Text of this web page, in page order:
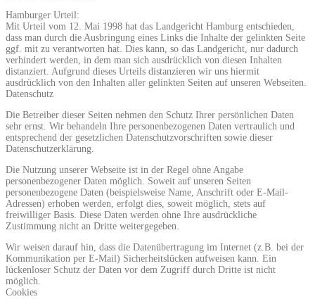
Hamburger Urteil:
Mit Urteil vom 12. Mai 1998 hat das Landgericht Hamburg entschieden,
dass man durch die Ausbringung eines Links die Inhalte der gelinkten Seite
ggf. mit zu verantworten hat. Dies kann, so das Landgericht, nur dadurch
verhindert werden, in dem man sich ausdrücklich von diesen Inhalten
distanziert. Aufgrund dieses Urteils distanzieren wir uns hiermit
ausdrücklich von den Inhalten aller gelinkten Seiten auf unseren Webseiten.
Datenschutz
Die Betreiber dieser Seiten nehmen den Schutz Ihrer persönlichen Daten
sehr ernst. Wir behandeln Ihre personenbezogenen Daten vertraulich und
entsprechend der gesetzlichen Datenschutzvorschriften sowie dieser
Datenschutzerklärung.
Die Nutzung unserer Webseite ist in der Regel ohne Angabe
personenbezogener Daten möglich. Soweit auf unseren Seiten
personenbezogene Daten (beispielsweise Name, Anschrift oder E-Mail-
Adressen) erhoben werden, erfolgt dies, soweit möglich, stets auf
freiwilliger Basis. Diese Daten werden ohne Ihre ausdrückliche
Zustimmung nicht an Dritte weitergegeben.
Wir weisen darauf hin, dass die Datenübertragung im Internet (z.B. bei der
Kommunikation per E-Mail) Sicherheitslücken aufweisen kann. Ein
lückenloser Schutz der Daten vor dem Zugriff durch Dritte ist nicht
möglich.
Cookies